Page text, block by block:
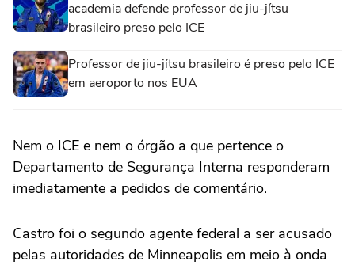
academia defende professor de jiu-jítsu
brasileiro preso pelo ICE
Professor de jiu-jítsu brasileiro é preso pelo ICE
em aeroporto nos EUA
Nem o ICE e nem ‌o órgão a ⁠que ⁠pertence o
Departamento de Segurança Interna responderam
imediatamente ⁠a pedidos ‌de comentário.
Castro foi ‌o segundo agente federal a ser acusado
pelas autoridades de Minneapolis em meio à onda